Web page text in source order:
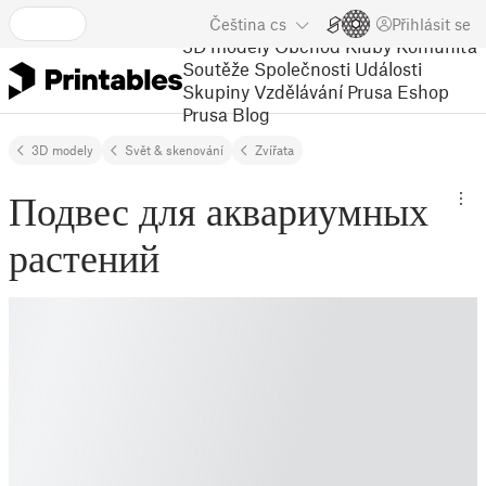
Čeština cs Přihlásit se
3D modely Obchod Kluby Komunita
Soutěže Společnosti Události
Skupiny Vzdělávání Prusa Eshop
Prusa Blog
3D modely Svět & skenování Zvířata
Подвес для аквариумных
растений